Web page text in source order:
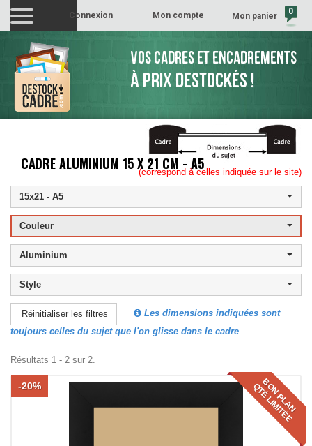
Mon panier 0
Mon compte
Connexion
VOS CADRES ET ENCADREMENTS
À PRIX DESTOCKÉS !
CADRE ALUMINIUM 15 X 21 CM - A5(correspond à celles indiquée sur le site)
15x21 - A5
Couleur
Aluminium
Style
Réinitialiser les filtres
Les dimensions indiquées sont
toujours celles du sujet que l'on glisse dans le cadre
Résultats 1 - 2 sur 2.
BON PLAN
QTÉ LIMITÉE
-20%